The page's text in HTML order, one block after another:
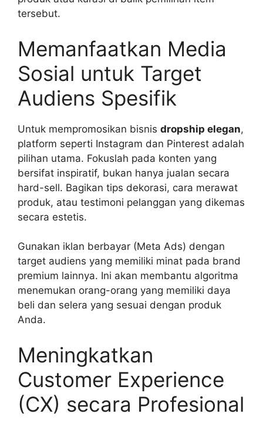
tersebut.
Memanfaatkan Media
Sosial untuk Target
Audiens Spesifik
Untuk mempromosikan bisnis dropship elegan,
platform seperti Instagram dan Pinterest adalah
pilihan utama. Fokuslah pada konten yang
bersifat inspiratif, bukan hanya jualan secara
hard-sell. Bagikan tips dekorasi, cara merawat
produk, atau testimoni pelanggan yang dikemas
secara estetis.
Gunakan iklan berbayar (Meta Ads) dengan
target audiens yang memiliki minat pada brand
premium lainnya. Ini akan membantu algoritma
menemukan orang-orang yang memiliki daya
beli dan selera yang sesuai dengan produk
Anda.
Meningkatkan
Customer Experience
(CX) secara Profesional